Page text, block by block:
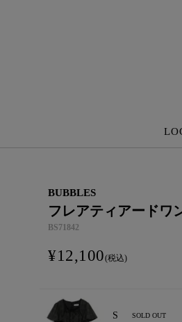
BUBBLES
フレアティアードワ
BS71842
¥12,100 税込
S SOLD OUT